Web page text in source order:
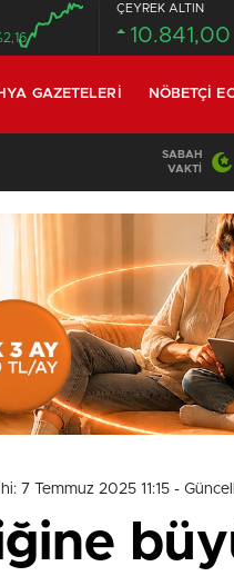
ÇEYREK ALTIN
10.841,00
GAZETELERI NÖBETÇI
20:58 /
SABAH
VAKTI
7 Temmuz 2025 11:15 -